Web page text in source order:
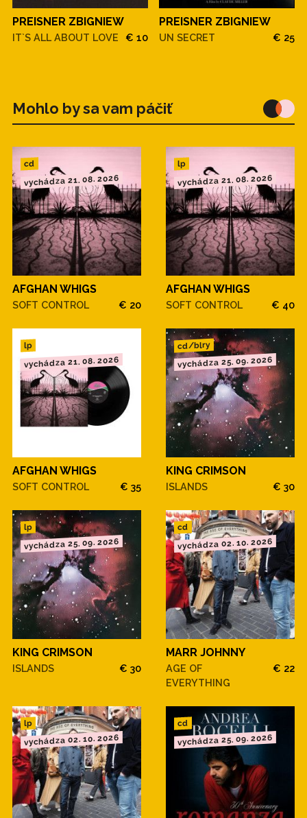
PREISNER ZBIGNIEW
IT`S ALL ABOUT LOVE € 10
PREISNER ZBIGNIEW
UN SECRET € 25
Mohlo by sa vam páčiť
cd
vychádza 21. 08. 2026
AFGHAN WHIGS
SOFT CONTROL € 20
lp
vychádza 21. 08. 2026
AFGHAN WHIGS
SOFT CONTROL € 40
lp
vychádza 21. 08. 2026
AFGHAN WHIGS
SOFT CONTROL € 35
cd/blry
vychádza 25. 09. 2026
KING CRIMSON
ISLANDS € 30
lp
vychádza 25. 09. 2026
KING CRIMSON
ISLANDS € 30
cd
vychádza 02. 10. 2026
MARR JOHNNY
AGE OF
EVERYTHING
€ 22
lp
vychádza 02. 10. 2026
cd
vychádza 25. 09. 2026